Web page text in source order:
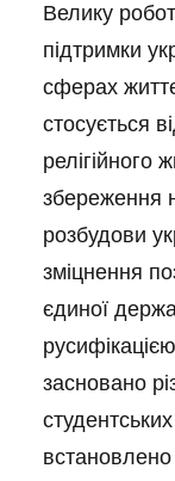
Велику
підтримки
сферах
стосується
релігійного
збереження
розбудови
зміцнення
єдиної
засновано
встановлено